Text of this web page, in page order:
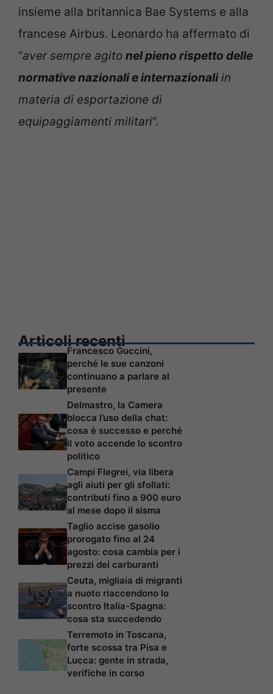
insieme alla britannica Bae Systems e alla
francese Airbus. Leonardo ha affermato di
“aver sempre agito nel pieno rispetto delle
normative nazionali e internazionaliin
materia di esportazione di
equipaggiamenti militari“.
Articoli recenti
Francesco Guccini,
perché le sue canzoni
continuano a parlare al
presente
Delmastro, la Camera
blocca l’uso della chat:
cosa è successo e perché
il voto accende lo scontro
politico
Campi Flegrei, via libera
agli aiuti per gli sfollati:
contributi fino a 900 euro
al mese dopo il sisma
Taglio accise gasolio
prorogato fino al 24
agosto: cosa cambia per i
prezzi dei carburanti
Ceuta, migliaia di migranti
a nuoto riaccendono lo
scontro Italia-Spagna:
cosa sta succedendo
Terremoto in Toscana,
forte scossa tra Pisa e
Lucca: gente in strada,
verifiche in corso